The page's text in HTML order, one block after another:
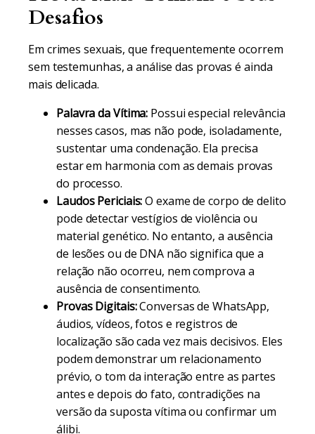
Desafios
Em crimes sexuais, que frequentemente ocorrem
sem testemunhas, a análise das provas é ainda
mais delicada.
Palavra da Vítima: Possui especial relevância
nesses casos, mas não pode, isoladamente,
sustentar uma condenação. Ela precisa
estar em harmonia com as demais provas
do processo.
Laudos Periciais:O exame de corpo de delito
pode detectar vestígios de violência ou
material genético. No entanto, a ausência
de lesões ou de DNA não significa que a
relação não ocorreu, nem comprova a
ausência de consentimento.
Provas Digitais:Conversas de WhatsApp,
áudios, vídeos, fotos e registros de
localização são cada vez mais decisivos. Eles
podem demonstrar um relacionamento
prévio, o tom da interação entre as partes
antes e depois do fato, contradições na
versão da suposta vítima ou confirmar um
álibi.